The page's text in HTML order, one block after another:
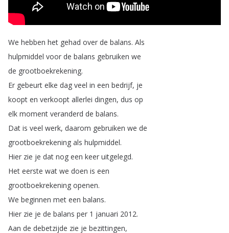
We hebben het gehad over de balans. Als
hulpmiddel voor de balans gebruiken we
de grootboekrekening.
Er gebeurt elke dag veel in een bedrijf, je
koopt en verkoopt allerlei dingen, dus op
elk moment veranderd de balans.
Dat is veel werk, daarom gebruiken we de
grootboekrekening als hulpmiddel.
Hier zie je dat nog een keer uitgelegd.
Het eerste wat we doen is een
grootboekrekening openen.
We beginnen met een balans.
Hier zie je de balans per 1 januari 2012.
Aan de debetzijde zie je bezittingen,